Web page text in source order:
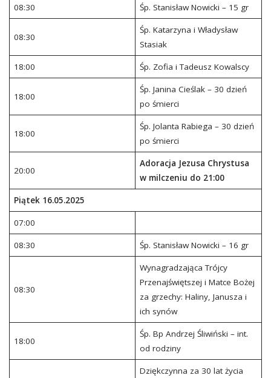
08:30 Śp. Stanisław Nowicki – 15 gr
08:30
Śp. Katarzyna i Władysław
Stasiak
18:00 Śp. Zofia i Tadeusz Kowalscy
18:00
Śp. Janina Cieślak – 30 dzień
po śmierci
18:00
Śp. Jolanta Rabiega – 30 dzień
po śmierci
20:00
Adoracja Jezusa Chrystusa
w milczeniu do 21:00
Piątek 16.05.2025
07:00
08:30 Śp. Stanisław Nowicki – 16 gr
08:30
Wynagradzająca Trójcy
Przenajświętszej i Matce Bożej
za grzechy: Haliny, Janusza i
ich synów
18:00
Śp. Bp Andrzej Śliwiński – int.
od rodziny
Dziękczynna za 30 lat życia